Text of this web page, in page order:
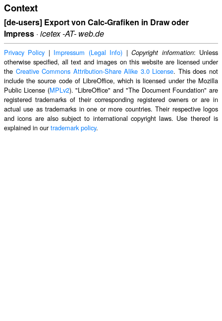
Context
[de-users] Export von Calc-Grafiken in Draw oder
Impress · icetex -AT- web.de
Privacy Policy | Impressum (Legal Info) |Copyright information: Unless
otherwise specified, all text and images on this website are licensed under
the Creative Commons Attribution-Share Alike 3.0 License. This does not
include the source code of LibreOffice, which is licensed under the Mozilla
Public License (MPLv2). "LibreOffice" and "The Document Foundation" are
registered trademarks of their corresponding registered owners or are in
actual use as trademarks in one or more countries. Their respective logos
and icons are also subject to international copyright laws. Use thereof is
explained in ourtrademark policy.